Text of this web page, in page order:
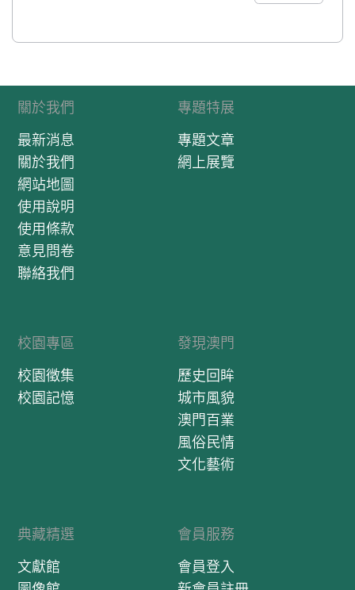
關於我們
最新消息
關於我們
網站地圖
使用說明
使用條款
意見問卷
聯絡我們
專題特展
專題文章
網上展覽
校園專區
校園徵集
校園記憶
發現澳門
歷史回眸
城市風貌
澳門百業
風俗民情
文化藝術
典藏精選
文獻館
會員服務
會員登入